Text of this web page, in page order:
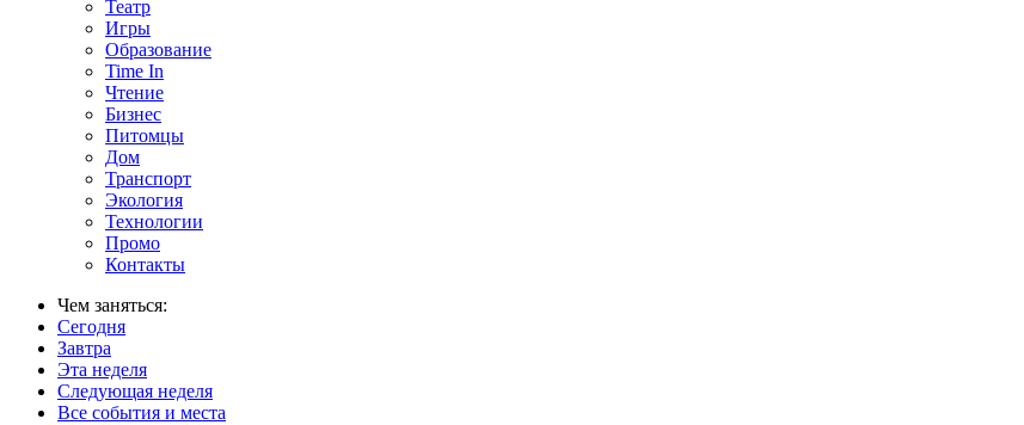
Театр
Игры
Образование
Time In
Чтение
Бизнес
Питомцы
Дом
Транспорт
Экология
Технологии
Промо
Контакты
Чем заняться:
Сегодня
Завтра
Эта неделя
Следующая неделя
Все события и места